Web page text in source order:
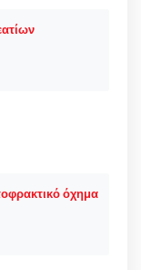
όχημα